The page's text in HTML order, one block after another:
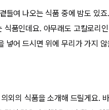
들여 나오는 식품 중에 밤도 있
식품인데요. 아무래도 고칼로리
넣어 드시면 위에 무리가 가지
외의 식품을 소개해 드릴게요.